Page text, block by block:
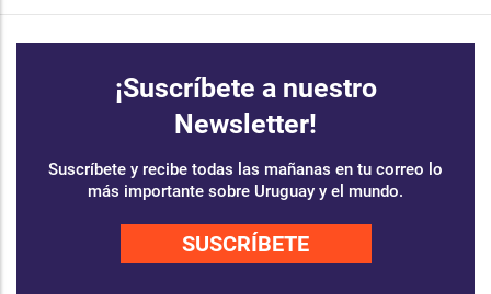
¡Suscríbete a nuestro
Newsletter!
Suscríbete y recibe todas las mañanas en tu correo lo
más importante sobre Uruguay y el mundo.
SUSCRÍBETE